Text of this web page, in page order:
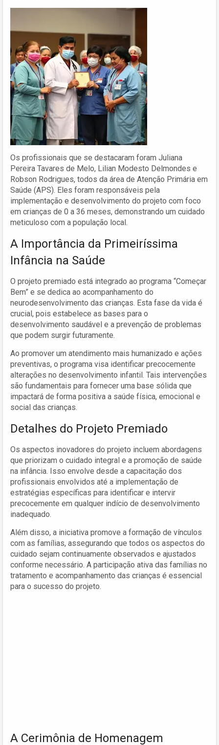
Os profissionais que se destacaram foram Juliana
Pereira Tavares de Melo, Lilian Modesto Delmondes e
Robson Rodrigues, todos da área de Atenção Primária em
Saúde (APS). Eles foram responsáveis pela
implementação e desenvolvimento do projeto com foco
em crianças de 0 a 36 meses, demonstrando um cuidado
meticuloso com a população local.
A Importância da Primeiríssima
Infância na Saúde
O projeto premiado está integrado ao programa “Começar
Bem” e se dedica ao acompanhamento do
neurodesenvolvimento das crianças. Esta fase da vida é
crucial, pois estabelece as bases para o
desenvolvimento saudável e a prevenção de problemas
que podem surgir futuramente.
Ao promover um atendimento mais humanizado e ações
preventivas, o programa visa identificar precocemente
alterações no desenvolvimento infantil. Tais intervenções
são fundamentais para fornecer uma base sólida que
impactará de forma positiva a saúde física, emocional e
social das crianças.
Detalhes do Projeto Premiado
Os aspectos inovadores do projeto incluem abordagens
que priorizam o cuidado integral e a promoção de saúde
na infância. Isso envolve desde a capacitação dos
profissionais envolvidos até a implementação de
estratégias específicas para identificar e intervir
precocemente em qualquer indício de desenvolvimento
inadequado.
Além disso, a iniciativa promove a formação de vínculos
com as famílias, assegurando que todos os aspectos do
cuidado sejam continuamente observados e ajustados
conforme necessário. A participação ativa das famílias no
tratamento e acompanhamento das crianças é essencial
para o sucesso do projeto.
A Cerimônia de Homenagem